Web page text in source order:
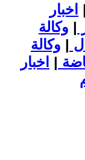
| اخبار
| وكالة
| وكالة
| اخبار